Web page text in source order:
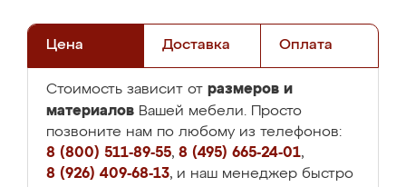
Цена Доставка Оплата
Стоимость зависит от размеров и
материалов Вашей мебели. Просто
позвоните нам по любому из телефонов:
8 (800) 511-89-55, 8 (495) 665-24-01,
8 (926) 409-68-13, и наш менеджер быстро